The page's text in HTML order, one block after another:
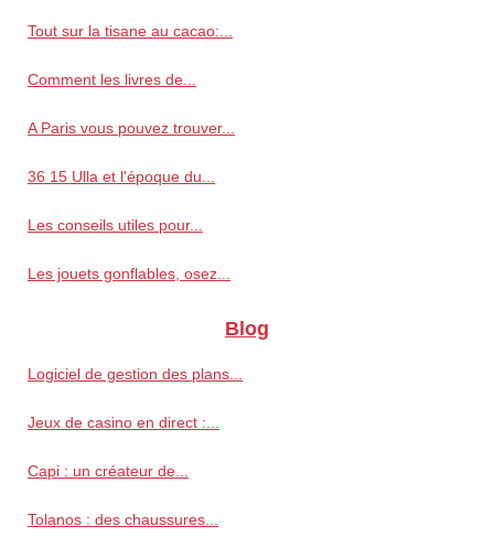
Tout sur la tisane au cacao:...
Comment les livres de...
A Paris vous pouvez trouver...
36 15 Ulla et l'époque du...
Les conseils utiles pour...
Les jouets gonflables, osez...
Blog
Logiciel de gestion des plans...
Jeux de casino en direct :...
Capi : un créateur de...
Tolanos : des chaussures...